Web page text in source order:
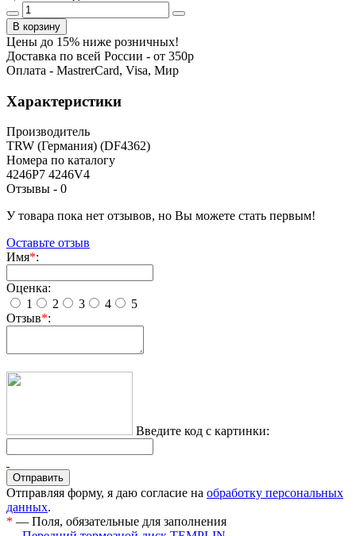
Цены до 15% ниже розничных!
Доставка по всей России - от 350р
Оплата - MastrerCard, Visa, Мир
Характеристики
Производитель
TRW (Германия) (DF4362)
Номера по каталогу
4246P7 4246V4
Отзывы - 0
У товара пока нет отзывов, но Вы можете стать первым!
Оставьте отзыв
Имя*:
Оценка:
1
2 3 4
5
Отзыв*:
Введите код с картинки:
Отправляя форму, я даю согласие на обработку персональных
данных.
* — Поля, обязательные для заполнения